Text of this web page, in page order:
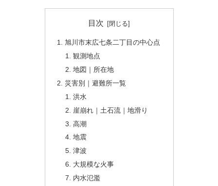
目次
旭川市末広七条二丁目の中心点
観測地点
地図｜所在地
災害別｜避難所一覧
洪水
崖崩れ｜土石流｜地滑り
高潮
地震
津波
大規模な火事
内水氾濫